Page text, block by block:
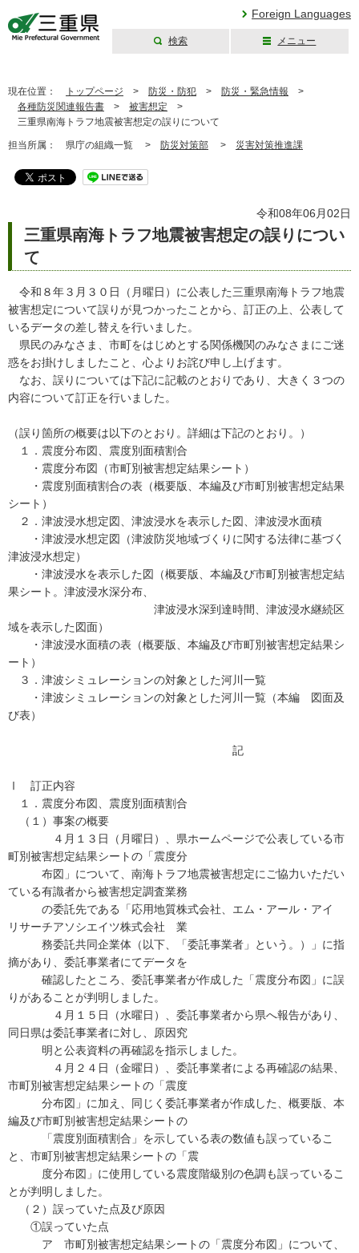
Foreign Languages
検索 メニュー
現在位置： トップページ > 防災・防犯 > 防災・緊急情報 >
各種防災関連報告書 > 被害想定 >
三重県南海トラフ地震被害想定の誤りについて
担当所属： 県庁の組織一覧 > 防災対策部 > 災害対策推進課
令和08年06月02日
三重県南海トラフ地震被害想定の誤りについ
て
令和８年３月３０日（月曜日）に公表した三重県南海トラフ地震
被害想定について誤りが見つかったことから、訂正の上、公表して
いるデータの差し替えを行いました。
県民のみなさま、市町をはじめとする関係機関のみなさまにご迷
惑をお掛けしましたこと、心よりお詫び申し上げます。
なお、誤りについては下記に記載のとおりであり、大きく３つの
内容について訂正を行いました。
（誤り箇所の概要は以下のとおり。詳細は下記のとおり。）
１．震度分布図、震度別面積割合
・震度分布図（市町別被害想定結果シート）
・震度別面積割合の表（概要版、本編及び市町別被害想定結果
シート）
２．津波浸水想定図、津波浸水を表示した図、津波浸水面積
・津波浸水想定図（津波防災地域づくりに関する法律に基づく
津波浸水想定）
・津波浸水を表示した図（概要版、本編及び市町別被害想定結
果シート。津波浸水深分布、
津波浸水深到達時間、津波浸水継続区
域を表示した図面）
・津波浸水面積の表（概要版、本編及び市町別被害想定結果シ
ート）
３．津波シミュレーションの対象とした河川一覧
・津波シミュレーションの対象とした河川一覧（本編 図面及
び表）
記
Ⅰ 訂正内容
１．震度分布図、震度別面積割合
（１）事案の概要
４月１３日（月曜日）、県ホームページで公表している市
町別被害想定結果シートの「震度分
布図」について、南海トラフ地震被害想定にご協力いただい
ている有識者から被害想定調査業務
の委託先である「応用地質株式会社、エム・アール・アイ
リサーチアソシエイツ株式会社 業
務委託共同企業体（以下、「委託事業者」という。）」に指
摘があり、委託事業者にてデータを
確認したところ、委託事業者が作成した「震度分布図」に誤
りがあることが判明しました。
４月１５日（水曜日）、委託事業者から県へ報告があり、
同日県は委託事業者に対し、原因究
明と公表資料の再確認を指示しました。
４月２４日（金曜日）、委託事業者による再確認の結果、
市町別被害想定結果シートの「震度
分布図」に加え、同じく委託事業者が作成した、概要版、本
編及び市町別被害想定結果シートの
「震度別面積割合」を示している表の数値も誤っているこ
と、市町別被害想定結果シートの「震
度分布図」に使用している震度階級別の色調も誤っているこ
とが判明しました。
（２）誤っていた点及び原因
①誤っていた点
ア 市町別被害想定結果シートの「震度分布図」について、